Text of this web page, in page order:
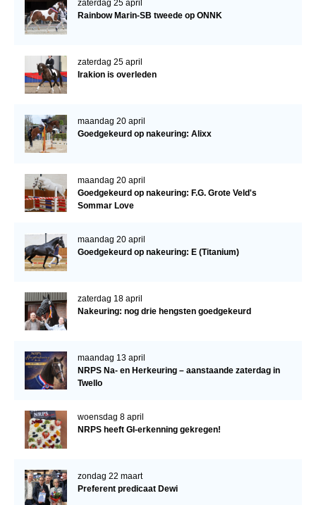
ACCOUNT AANMAKEN
zaterdag 25 april
Rainbow Marin-SB tweede op ONNK
zaterdag 25 april
Irakion is overleden
maandag 20 april
Goedgekeurd op nakeuring: Alixx
maandag 20 april
Goedgekeurd op nakeuring: F.G. Grote Veld's
Sommar Love
maandag 20 april
Goedgekeurd op nakeuring: E (Titanium)
zaterdag 18 april
Nakeuring: nog drie hengsten goedgekeurd
maandag 13 april
NRPS Na- en Herkeuring – aanstaande zaterdag in
Twello
woensdag 8 april
NRPS heeft GI-erkenning gekregen!
zondag 22 maart
Preferent predicaat Dewi